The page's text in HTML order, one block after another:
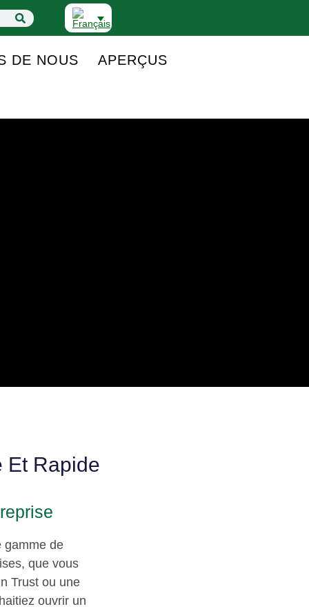
DE NOUS APERÇUS
Et Rapide
gamme de
que vous
Trust ou une
ouvrir un